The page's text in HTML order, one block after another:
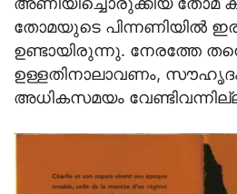
തോമയുടെ പിന്നണിയില്‍
ഉണ്ടായിരുന്നു. നേരത്തേ
ഉള്ളതിനാലാവണം, സൗഹൃദം
അധികസമയം